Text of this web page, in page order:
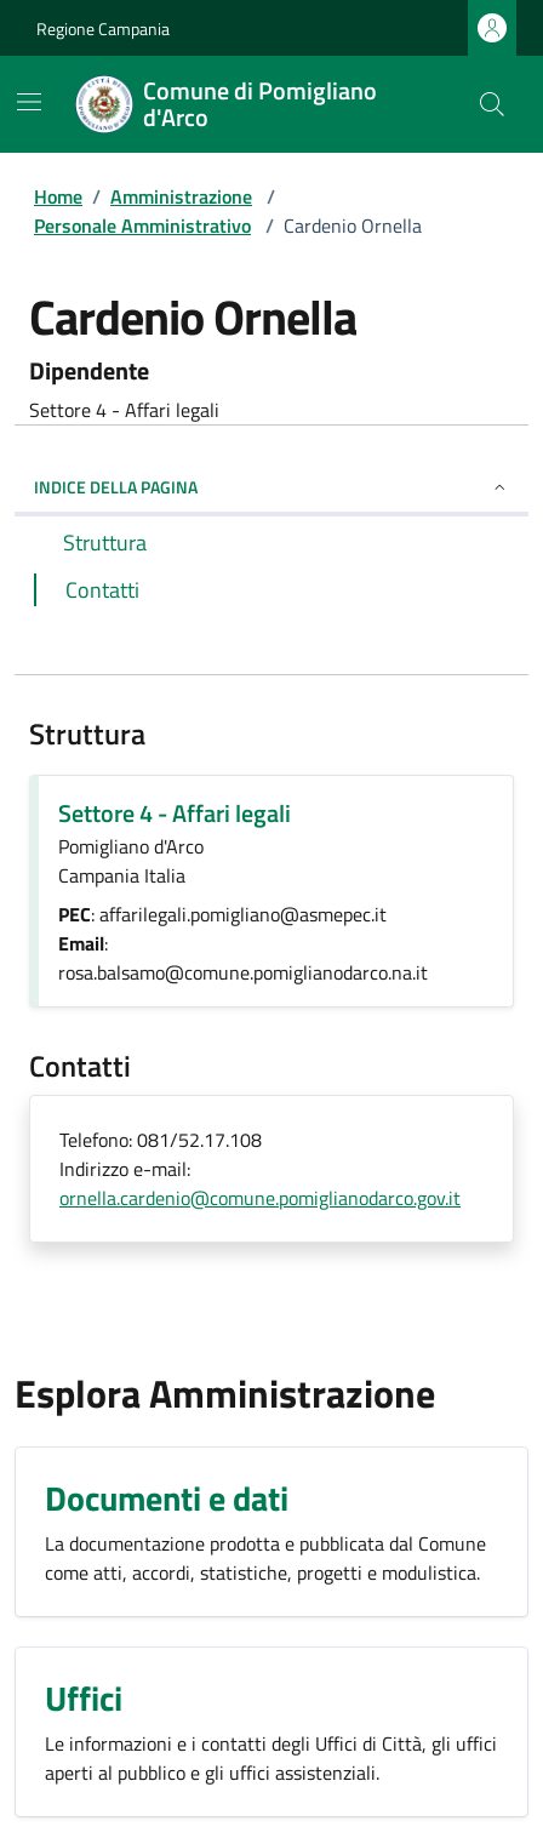
Regione Campania
Comune di Pomigliano
d'Arco
Home / Amministrazione /
Personale Amministrativo / Cardenio Ornella
Cardenio Ornella
Dipendente
Settore 4 - Affari legali
INDICE DELLA PAGINA
Struttura
Contatti
Struttura
Settore 4 - Affari legali
Pomigliano d'Arco
Campania Italia
PEC: affarilegali.pomigliano@asmepec.it
Email:
rosa.balsamo@comune.pomiglianodarco.na.it
Contatti
Telefono:081/52.17.108
Indirizzo e-mail:
ornella.cardenio@comune.pomiglianodarco.gov.it
Esplora Amministrazione
Documenti e dati
La documentazione prodotta e pubblicata dal Comune
come atti, accordi, statistiche, progetti e modulistica.
Uffici
Le informazioni e i contatti degli Uffici di Città, gli uffici
aperti al pubblico e gli uffici assistenziali.